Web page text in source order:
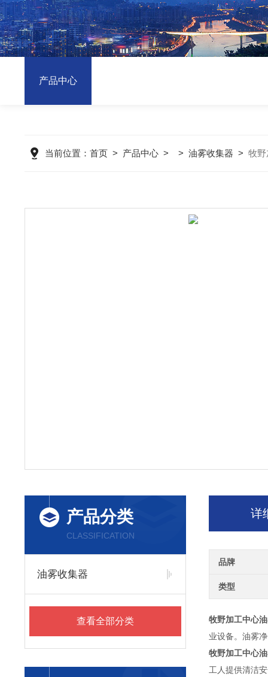
产品中心
当前位置： 首页> 产品中心> > 油雾收集器 > 牧
产品分类
CLASSIFICATION
油雾收集器
查看全部分类
详
品牌
类型
牧野加工中心
业设备。油雾
牧野加工中心
工人提供清洁